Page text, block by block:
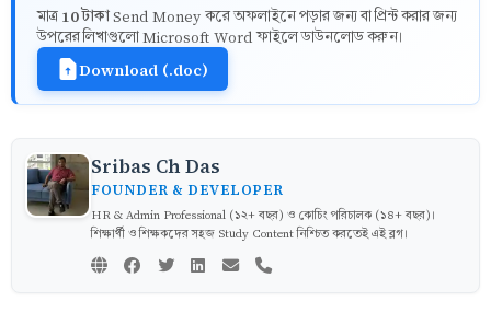
মাত্র 10 টাকাSend Money করে অফলাইনে পড়ার জন্য বা প্রিন্ট করার জন্য
উপরের লিখাগুলো Microsoft Word ফাইলে ডাউনলোড করুন।
Download (.doc)
Sribas Ch Das
FOUNDER & DEVELOPER
HR & Admin Professional (১২+ বছর) ও কোচিং পরিচালক (১৪+ বছর)।
শিক্ষার্থী ও শিক্ষকদের সহজ Study Content নিশ্চিত করতেই এই ব্লগ।